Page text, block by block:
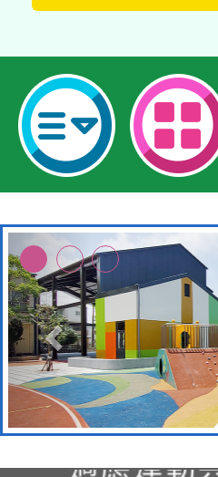
本校115
招甄選結